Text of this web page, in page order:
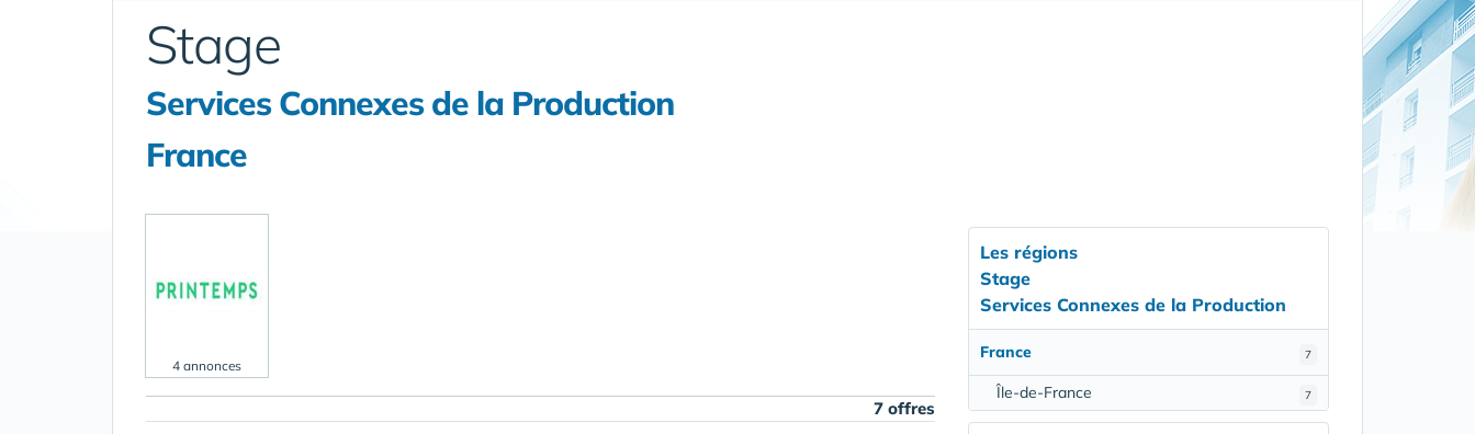
Stage
Services Connexes de la Production
France
4 annonces
7 offres
Les régions
Stage
Services Connexes de la Production
7
France
7
Île-de-France